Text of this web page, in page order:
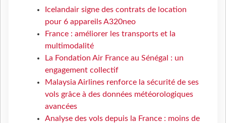
Icelandair signe des contrats de location
pour 6 appareils A320neo
France : améliorer les transports et la
multimodalité
La Fondation Air France au Sénégal : un
engagement collectif
Malaysia Airlines renforce la sécurité de ses
vols grâce à des données météorologiques
avancées
Analyse des vols depuis la France : moins de